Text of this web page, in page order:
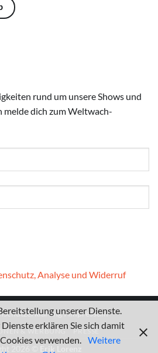
rund um unsere Shows und
melde dich zum Weltwach-
Analyse und Widerruf
IImpressum
& WERBUNG PRESSE
unserer Dienste.
erklären Sie sich damit
verwenden. Weitere